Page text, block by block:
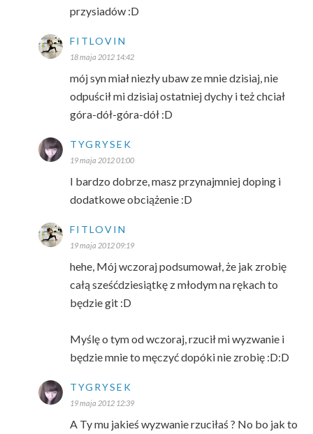
przysiadów :D
FITLOVIN
18 maja 2012 14:42
mój syn miał niezły ubaw ze mnie dzisiaj, nie
odpuścił mi dzisiaj ostatniej dychy i też chciał
góra-dół-góra-dół :D
TYGRYSEK
19 maja 2012 01:00
I bardzo dobrze, masz przynajmniej doping i
dodatkowe obciążenie :D
FITLOVIN
19 maja 2012 09:19
hehe, Mój wczoraj podsumował, że jak zrobię
całą sześćdziesiątkę z młodym na rękach to
będzie git :D
Myślę o tym od wczoraj, rzucił mi wyzwanie i
będzie mnie to męczyć dopóki nie zrobię :D:D
TYGRYSEK
19 maja 2012 12:39
A Ty mu jakieś wyzwanie rzuciłaś ? No bo jak to